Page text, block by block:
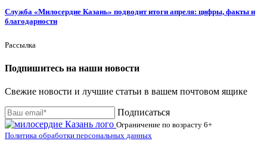
Служба «Милосердие Казань» подводит итоги апреля: цифры, факты и
благодарности
Рассылка
Подпишитесь на наши новости
Свежие новости и лучшие статьи в вашем почтовом ящике
Подписаться
Ограничение по возрасту 6+
Политика обработки персональных данных